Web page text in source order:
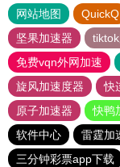
网站地图 QuickQ
坚果加速器
免费vqn外网加速
旋风加速度器
快
原子加速器
快鸭
软件中心
雷霆加
三分钟彩票app下载